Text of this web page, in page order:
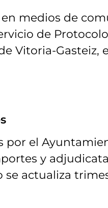
medios de
de
Vitoria-Gasteiz,
por el
y
se actualiza